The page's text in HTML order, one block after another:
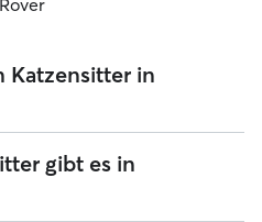
Katzensitter in
bei Rover frei festlegen. Die
einen Rover-Katzensitter in
August 2026 etwa 15 pro
von Rover. Der
gibt es in